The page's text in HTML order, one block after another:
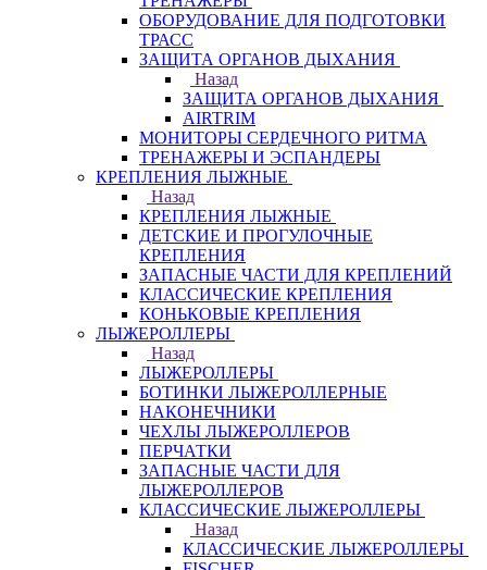
ОБОРУДОВАНИЕ ДЛЯ ПОДГОТОВКИ
ТРАСС
ЗАЩИТА ОРГАНОВ ДЫХАНИЯ
Назад
ЗАЩИТА ОРГАНОВ ДЫХАНИЯ
AIRTRIM
МОНИТОРЫ СЕРДЕЧНОГО РИТМА
ТРЕНАЖЕРЫ И ЭСПАНДЕРЫ
КРЕПЛЕНИЯ ЛЫЖНЫЕ
Назад
КРЕПЛЕНИЯ ЛЫЖНЫЕ
ДЕТСКИЕ И ПРОГУЛОЧНЫЕ
КРЕПЛЕНИЯ
ЗАПАСНЫЕ ЧАСТИ ДЛЯ КРЕПЛЕНИЙ
КЛАССИЧЕСКИЕ КРЕПЛЕНИЯ
КОНЬКОВЫЕ КРЕПЛЕНИЯ
ЛЫЖЕРОЛЛЕРЫ
Назад
ЛЫЖЕРОЛЛЕРЫ
БОТИНКИ ЛЫЖЕРОЛЛЕРНЫЕ
НАКОНЕЧНИКИ
ЧЕХЛЫ ЛЫЖЕРОЛЛЕРОВ
ПЕРЧАТКИ
ЗАПАСНЫЕ ЧАСТИ ДЛЯ
ЛЫЖЕРОЛЛЕРОВ
КЛАССИЧЕСКИЕ ЛЫЖЕРОЛЛЕРЫ
Назад
КЛАССИЧЕСКИЕ ЛЫЖЕРОЛЛЕРЫ